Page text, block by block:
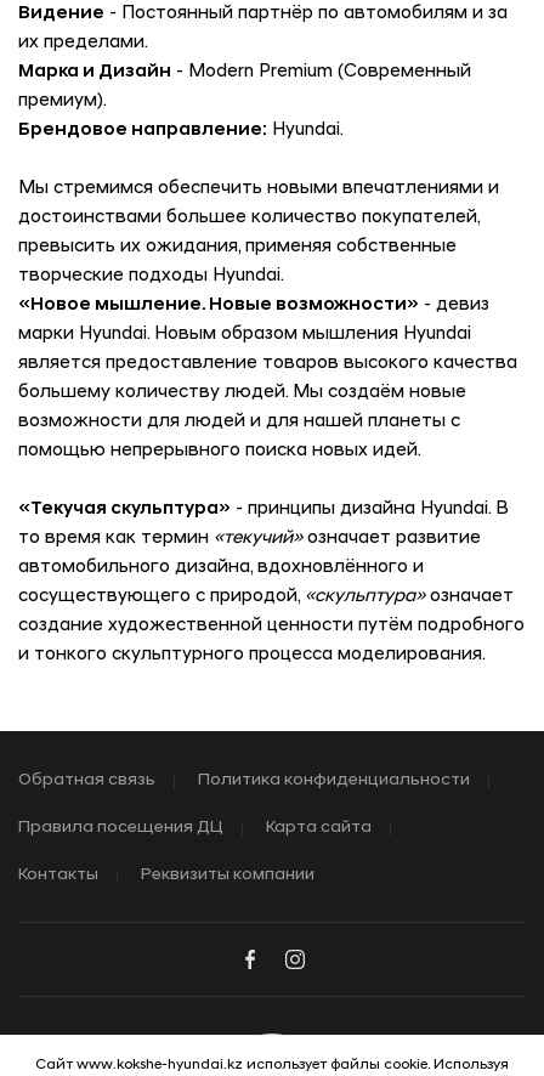
Видение - Постоянный партнёр по автомобилям и за
их пределами.
Марка и Дизайн - Modern Premium (Современный
премиум).
Брендовое направление: Hyundai.
Мы стремимся обеспечить новыми впечатлениями и
достоинствами большее количество покупателей,
превысить их ожидания, применяя собственные
творческие подходы Hyundai.
«Новое мышление. Новые возможности» - девиз
марки Hyundai. Новым образом мышления Hyundai
является предоставление товаров высокого качества
большему количеству людей. Мы создаём новые
возможности для людей и для нашей планеты с
помощью непрерывного поиска новых идей.
«Текучая скульптура» - принципы дизайна Hyundai. В
то время как термин «текучий»означает развитие
автомобильного дизайна, вдохновлённого и
сосуществующего с природой, «скульптура»означает
создание художественной ценности путём подробного
и тонкого скульптурного процесса моделирования.
Обратная связь Политика конфиденциальности
Правила посещения ДЦ Карта сайта
Контакты Реквизиты компании
Сайт www.kokshe-hyundai.kz использует файлы cookie. Используя